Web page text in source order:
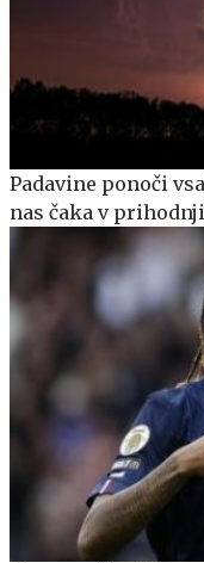
Padavine ponoči
nas čaka v